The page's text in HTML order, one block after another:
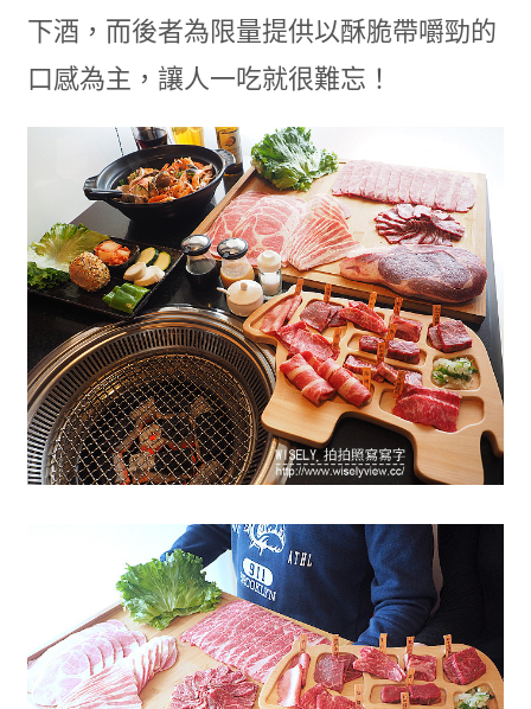
下酒，而後者為限量提供以酥脆帶嚼勁的
口感為主，讓人一吃就很難忘！